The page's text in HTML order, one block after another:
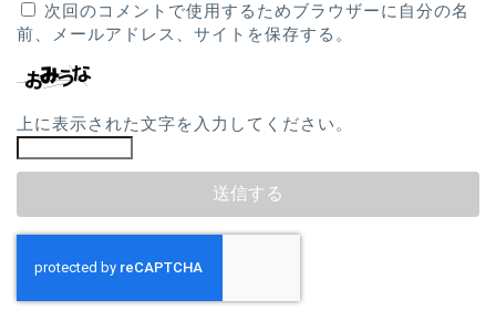
次回のコメントで使用するためブラウザーに自分の名
前、メールアドレス、サイトを保存する。
上に表示された文字を入力してください。